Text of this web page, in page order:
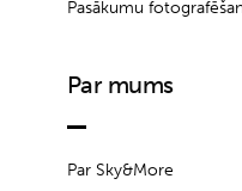
Pasākumu
Par mums
Par Sky&More